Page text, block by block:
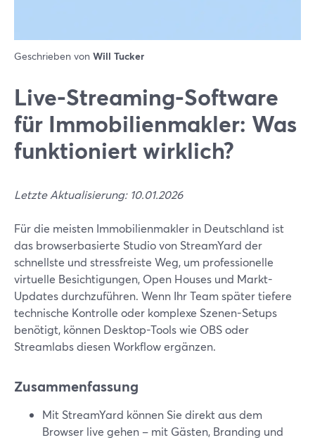
Geschrieben von Will Tucker
Live-Streaming-Software
für Immobilienmakler: Was
funktioniert wirklich?
Letzte Aktualisierung: 10.01.2026
Für die meisten Immobilienmakler in Deutschland ist
das browserbasierte Studio von StreamYard der
schnellste und stressfreiste Weg, um professionelle
virtuelle Besichtigungen, Open Houses und Markt-
Updates durchzuführen. Wenn Ihr Team später tiefere
technische Kontrolle oder komplexe Szenen-Setups
benötigt, können Desktop-Tools wie OBS oder
Streamlabs diesen Workflow ergänzen.
Zusammenfassung
Mit StreamYard können Sie direkt aus dem
Browser live gehen – mit Gästen, Branding und